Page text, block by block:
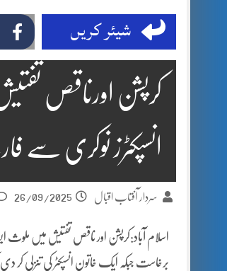
شیئر کریں
انسپکٹرز نوکری سے
سردار آفتاب اقبال 26/09/2025
اسلام آباد:کرپشن اور ناقص تفتیش میں
برخاست جبکہ ایک خاتون انسپکٹر کی تنزلی کر دی